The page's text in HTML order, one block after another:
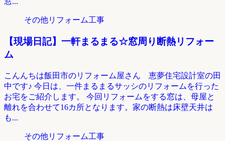
その他リフォーム工事
【現場日記】一軒まるまる☆窓周り断熱リフォー
ム
こんんちは飯田市のリフォーム屋さん 恵夢住宅設計室の田
中です♪ 今日は、一件まるまるサッシのリフォームを行った
お宅をご紹介します。 今回リフォームをする窓は、母屋と
離れを合わせて16カ所となります。家の断熱は床壁天井は
も...
その他リフォーム工事